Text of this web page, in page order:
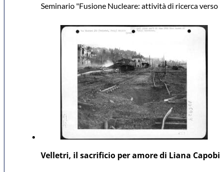
Seminario "Fusione Nucleare: attività di ricerca
Velletri, il sacrificio per amore di Liana